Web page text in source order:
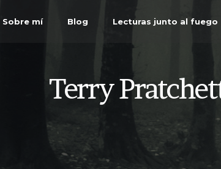
Sobre mí Blog Lecturas junto al fuego
Terry